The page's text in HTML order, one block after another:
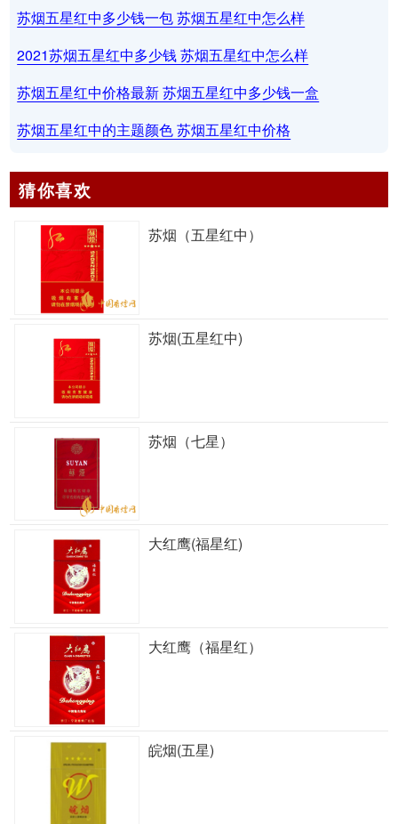
苏烟五星红中多少钱一包 苏烟五星红中怎么样
2021苏烟五星红中多少钱 苏烟五星红中怎么样
苏烟五星红中价格最新 苏烟五星红中多少钱一盒
苏烟五星红中的主题颜色 苏烟五星红中价格
猜你喜欢
苏烟（五星红中）
苏烟(五星红中)
苏烟（七星）
大红鹰(福星红)
大红鹰（福星红）
皖烟(五星)